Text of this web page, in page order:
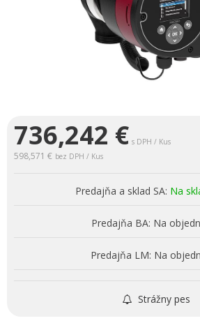
736,242 € s DPH / Kus
598,571 € bez DPH / Kus
Predajňa a sklad SA: Na
Predajňa BA: Na
Predajňa LM: Na
Strážny pes